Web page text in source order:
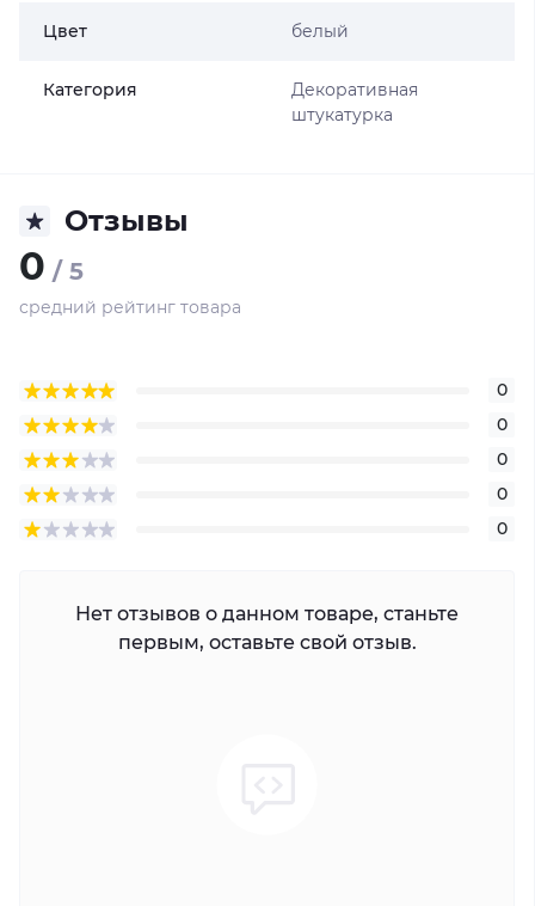
Цвет белый
Категория
Декоративная
штукатурка
Отзывы
0 / 5
средний рейтинг товара
0
0
0
0
0
Нет отзывов о данном товаре, станьте
первым, оставьте свой отзыв.